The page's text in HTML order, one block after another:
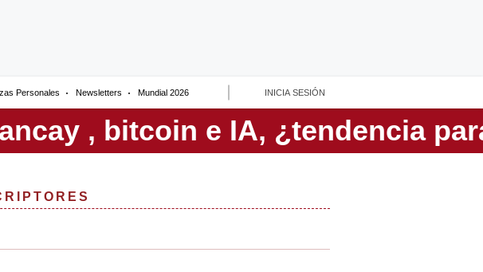
Personales Newsletters Mundial 2026 INICIA SESIÓN